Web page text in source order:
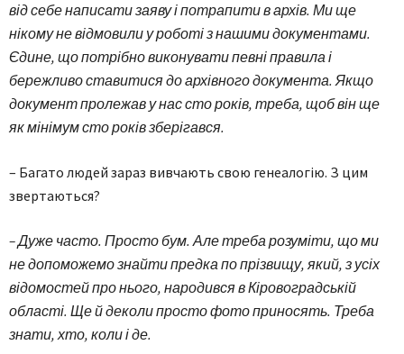
від себе написати заяву і потрапити в архів. Ми ще
нікому не відмовили у роботі з нашими документами.
Єдине, що потрібно виконувати певні правила і
бережливо ставитися до архівного документа. Якщо
документ пролежав у нас сто років, треба, щоб він ще
як мінімум сто років зберігався.
– Багато людей зараз вивчають свою генеалогію. З цим
звертаються?
– Дуже часто. Просто бум. Але треба розуміти, що ми
не допоможемо знайти предка по прізвищу, який, з усіх
відомостей про нього, народився в Кіровоградській
області. Ще й деколи просто фото приносять. Треба
знати, хто, коли і де.